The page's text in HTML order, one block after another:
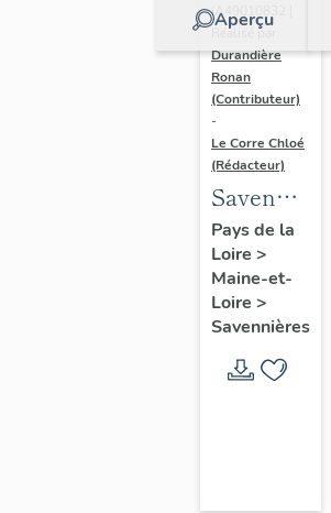
Aperçu
IA49010832 |
Réalisé par
Durandière
Ronan
(Contributeur)
-
Le Corre Chloé
(Rédacteur)
Savennières
:
présentation
de la
commune
Pays de la
Loire >
Maine-et-
Loire >
Savennières